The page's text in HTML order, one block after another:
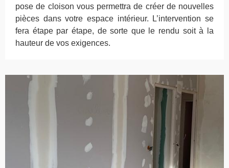
pose de cloison vous permettra de créer de nouvelles
pièces dans votre espace intérieur. L’intervention se
fera étape par étape, de sorte que le rendu soit à la
hauteur de vos exigences.